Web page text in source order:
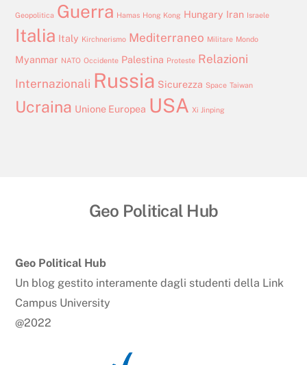
Geopolitica Guerra Hamas Hong Kong Hungary Iran Israele
Italia Italy Kirchnerismo Mediterraneo Militare Mondo
Myanmar NATO Occidente Palestina Proteste Relazioni
Internazionali Russia Sicurezza Space Taiwan
Ucraina Unione Europea USA Xi Jinping
Geo Political Hub
Geo Political Hub
Un blog gestito interamente dagli studenti della Link
Campus University
@2022